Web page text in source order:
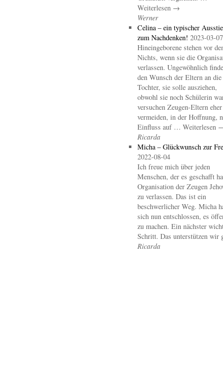
Weiterlesen →
Werner
Celina – ein typischer
zum Nachdenken! 2023-03-07
Hineingeborene stehen vor
Nichts, wenn sie die
verlassen. Ungewöhnlich
den Wunsch der Eltern an die
Tochter, sie solle ausziehen,
obwohl sie noch Schülerin
versuchen Zeugen-Eltern
vermeiden, in der Hoffnung,
Einfluss auf … Weiterlesen
Ricarda
Micha – Glückwunsch zur
2022-08-04
Ich freue mich über jeden
Menschen, der es geschafft
Organisation der Zeugen
zu verlassen. Das ist ein
beschwerlicher Weg. Micha
sich nun entschlossen, es
zu machen. Ein nächster
Schritt. Das unterstützen wir
Ricarda